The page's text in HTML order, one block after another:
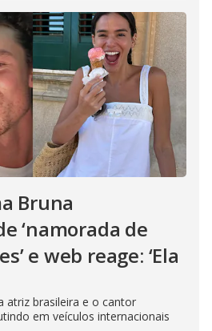
Bruna
‘namorada de
e web reage: ‘Ela
atriz brasileira e o cantor
em veículos internacionais